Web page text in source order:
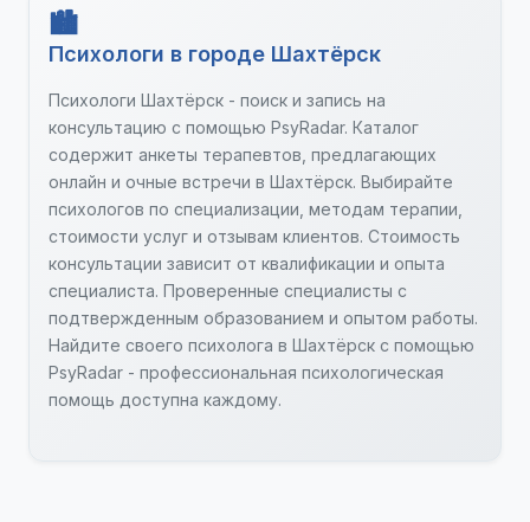
Психологи в городе Шахтёрск
Психологи Шахтёрск - поиск и запись на
консультацию с помощью PsyRadar. Каталог
содержит анкеты терапевтов, предлагающих
онлайн и очные встречи в Шахтёрск. Выбирайте
психологов по специализации, методам терапии,
стоимости услуг и отзывам клиентов. Стоимость
консультации зависит от квалификации и опыта
специалиста. Проверенные специалисты с
подтвержденным образованием и опытом работы.
Найдите своего психолога в Шахтёрск с помощью
PsyRadar - профессиональная психологическая
помощь доступна каждому.